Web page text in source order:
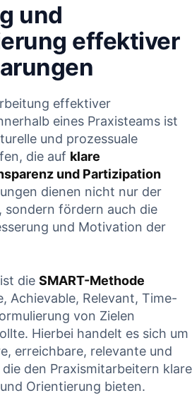
und
effektiver
effektiver
eines Praxisteams ist
und prozessuale
die auf klare
und Partizipation
dienen nicht nur der
sondern fördern auch die
und Motivation der
die SMART-Methode
Achievable, ‌Relevant, Time-
von Zielen
‍Hierbei handelt es​ sich um
erreichbare,‌ relevante‌ und
den Praxismitarbeitern klare
Orientierung bieten.